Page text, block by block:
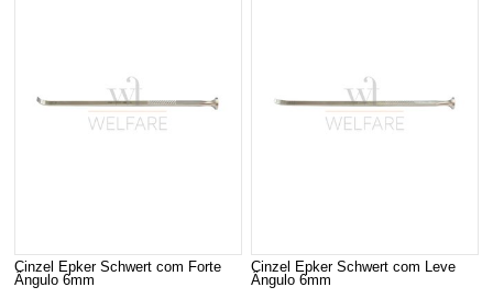
Cinzel Epker Schwert com Forte
Ângulo 6mm
Cinzel Epker Schwert com Leve
Ângulo 6mm